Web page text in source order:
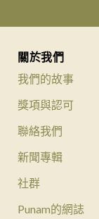
關於我們
我們的故事
獎項與認可
聯絡我們
新聞專輯
社群
Punam的網誌